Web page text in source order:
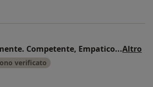
Competente, Empatico...Altro
verificato